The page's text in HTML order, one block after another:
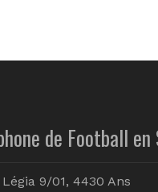
de Football en
9/01, 4430 Ans